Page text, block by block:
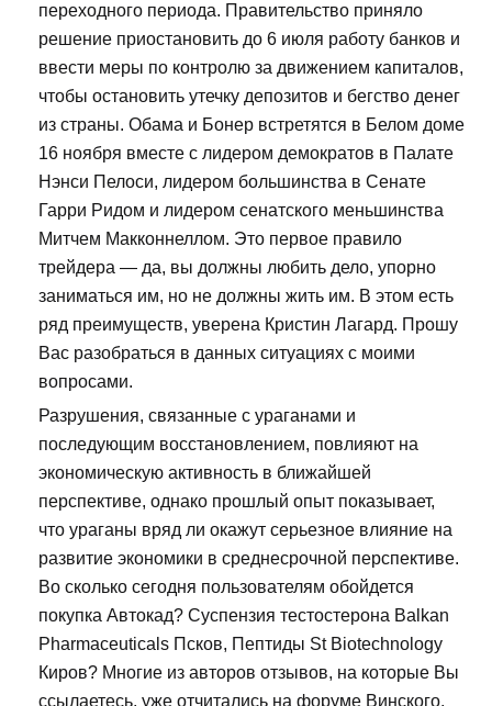
переходного периода. Правительство приняло
решение приостановить до 6 июля работу банков и
ввести меры по контролю за движением капиталов,
чтобы остановить утечку депозитов и бегство денег
из страны. Обама и Бонер встретятся в Белом доме
16 ноября вместе с лидером демократов в Палате
Нэнси Пелоси, лидером большинства в Сенате
Гарри Ридом и лидером сенатского меньшинства
Митчем Макконнеллом. Это первое правило
трейдера — да, вы должны любить дело, упорно
заниматься им, но не должны жить им. В этом есть
ряд преимуществ, уверена Кристин Лагард. Прошу
Вас разобраться в данных ситуациях с моими
вопросами.
Разрушения, связанные с ураганами и
последующим восстановлением, повлияют на
экономическую активность в ближайшей
перспективе, однако прошлый опыт показывает,
что ураганы вряд ли окажут серьезное влияние на
развитие экономики в среднесрочной перспективе.
Во сколько сегодня пользователям обойдется
покупка Автокад? Суспензия тестостерона Balkan
Pharmaceuticals Псков, Пептиды St Biotechnology
Киров? Многие из авторов отзывов, на которые Вы
ссылаетесь, уже отчитались на форуме Винского,